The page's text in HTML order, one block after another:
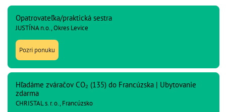
Opatrovateľka/praktická sestra
JUSTÍNA n.o., Okres Levice
Pozri ponuku
Hľadáme zváračov CO₂ (135) do Francúzska | Ubytovanie
zdarma
CHRISTAL s. r. o., Francúzsko